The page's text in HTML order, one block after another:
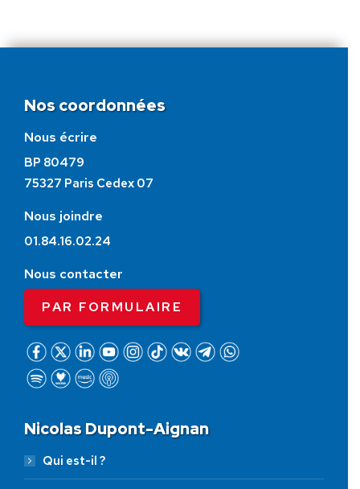
Nos coordonnées
Nous écrire
BP 80479
75327 Paris Cedex 07
Nous joindre
01.84.16.02.24
Nous contacter
PAR FORMULAIRE
Nicolas Dupont-Aignan
Qui est-il ?